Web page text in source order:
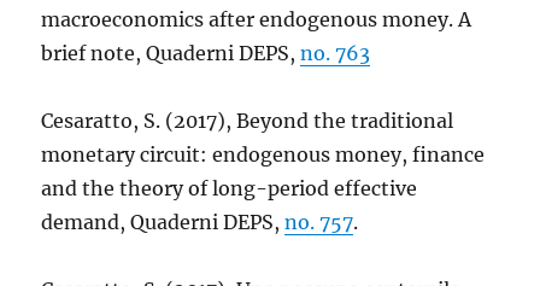
macroeconomics after endogenous money. A
brief note, Quaderni DEPS,no. 763
Cesaratto, S. (2017), Beyond the traditional
monetary circuit: endogenous money, finance
and the theory of long-period effective
demand, Quaderni DEPS,no. 757.